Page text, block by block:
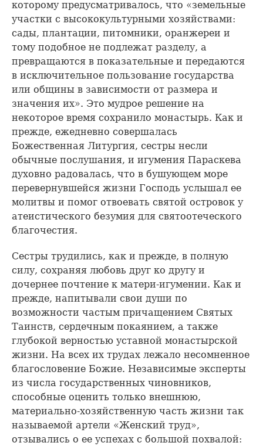
которому предусматривалось, что «земельные
участки с высококультурными хозяйствами:
сады, плантации, питомники, оранжереи и
тому подобное не подлежат разделу, а
превращаются в показательные и передаются
в исключительное пользование государства
или общины в зависимости от размера и
значения их». Это мудрое решение на
некоторое время сохранило монастырь. Как и
прежде, ежедневно совершалась
Божественная Литургия, сестры несли
обычные послушания, и игумения Параскева
духовно радовалась, что в бушующем море
перевернувшейся жизни Господь услышал ее
молитвы и помог отвоевать святой островок у
атеистического безумия для святоотеческого
благочестия.
Сестры трудились, как и прежде, в полную
силу, сохраняя любовь друг ко другу и
дочернее почтение к матери-игумении. Как и
прежде, напитывали свои души по
возможности частым причащением Святых
Таинств, сердечным покаянием, а также
глубокой верностью уставной монастырской
жизни. На всех их трудах лежало несомненное
благословение Божие. Независимые эксперты
из числа государственных чиновников,
способные оценить только внешнюю,
материально-хозяйственную часть жизни так
называемой артели «Женский труд»,
отзывались о ее успехах с большой похвалой: